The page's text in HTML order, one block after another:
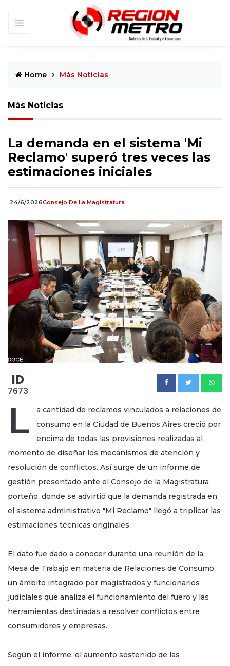
Home Más Noticias
Más Noticias
La demanda en el sistema 'Mi
Reclamo' superó tres veces las
estimaciones iniciales
24/6/2026Consejo De La Magistratura
ID
7673
L
a cantidad de reclamos vinculados a relaciones de
consumo en la Ciudad de Buenos Aires creció por
encima de todas las previsiones realizadas al
momento de diseñar los mecanismos de atención y
resolución de conflictos. Así surge de un informe de
gestión presentado ante el Consejo de la Magistratura
porteño, donde se advirtió que la demanda registrada en
el sistema administrativo "Mi Reclamo" llegó a triplicar las
estimaciones técnicas originales.
El dato fue dado a conocer durante una reunión de la
Mesa de Trabajo en materia de Relaciones de Consumo,
un ámbito integrado por magistrados y funcionarios
judiciales que analiza el funcionamiento del fuero y las
herramientas destinadas a resolver conflictos entre
consumidores y empresas.
Según el informe, el aumento sostenido de las